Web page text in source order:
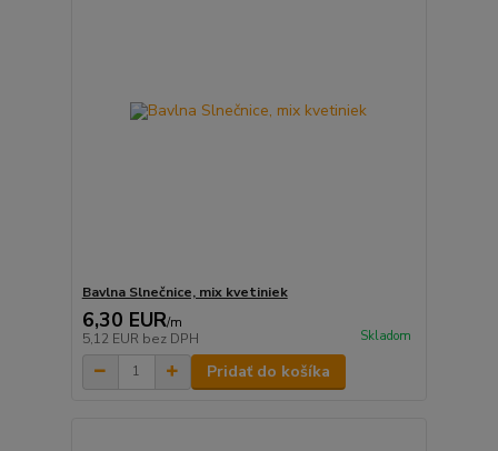
Bavlna Slnečnice, mix kvetiniek
6,30 EUR/m
5,12 EUR bez DPH Skladom
Pridať do košíka